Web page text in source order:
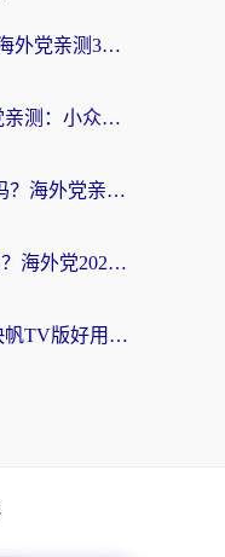
雷神手游和sixfast哪个好？海外党亲测3款回国加速器，教你选对不踩坑
穿梭和快喵好用吗？海外党亲测：小众加速器对比+番茄加速器深度体验
云极和Unblock Youku好用吗？海外党亲测+2026回国加速器避坑指南
ChickCN和海外回国好用吗？海外党2026亲测：从手游到影音，选对加速器的3个关键
海外党必看：雷神手游和快帆TV版好用吗？3步选对回国加速器不踩坑